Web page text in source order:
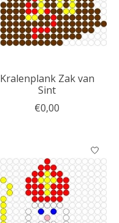
Kralenplank Zak van
Sint
€0,00